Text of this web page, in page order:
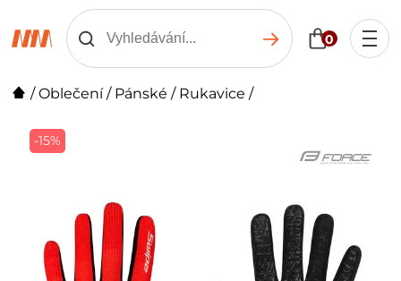
0
/Oblečení/ Pánské / Rukavice /
-15%